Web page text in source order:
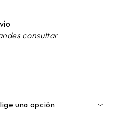
consultar
una opción